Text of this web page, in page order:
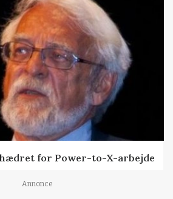
for Power-to-X-arbejde
Annonce